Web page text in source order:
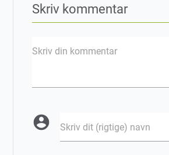
Skriv kommentar
Skriv din kommentar
account_circle Skriv dit (rigtige) navn